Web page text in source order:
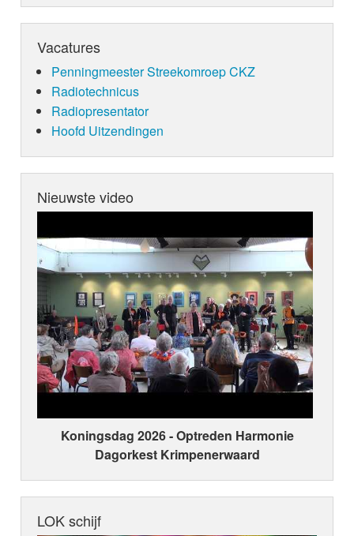
Vacatures
Penningmeester Streekomroep CKZ
Radiotechnicus
Radiopresentator
Hoofd Uitzendingen
Nieuwste video
Koningsdag 2026 ‑ Optreden Harmonie
Dagorkest Krimpenerwaard
LOK schijf